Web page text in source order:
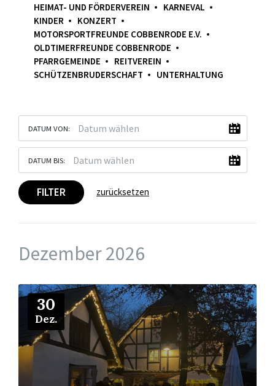
HEIMAT- UND FÖRDERVEREIN
KARNEVAL
KINDER
KONZERT
MOTORSPORTFREUNDE COBBENRODE E.V.
OLDTIMERFREUNDE COBBENRODE
PFARRGEMEINDE
REITVEREIN
SCHÜTZENBRUDERSCHAFT
UNTERHALTUNG
DATUM VON:
DATUM BIS:
FILTER zurücksetzen
Dezember 2026
30
Dez.
Mehr